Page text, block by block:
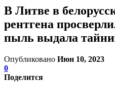
В Литве в
рентгена
пыль выдала
Опубликовано Июн 10, 2023
0
Поделится